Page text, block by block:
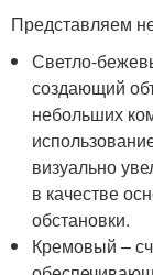
Представляем
Светло-
создающий
небольших
визуально
в качестве
обстановки.
Кремовый –